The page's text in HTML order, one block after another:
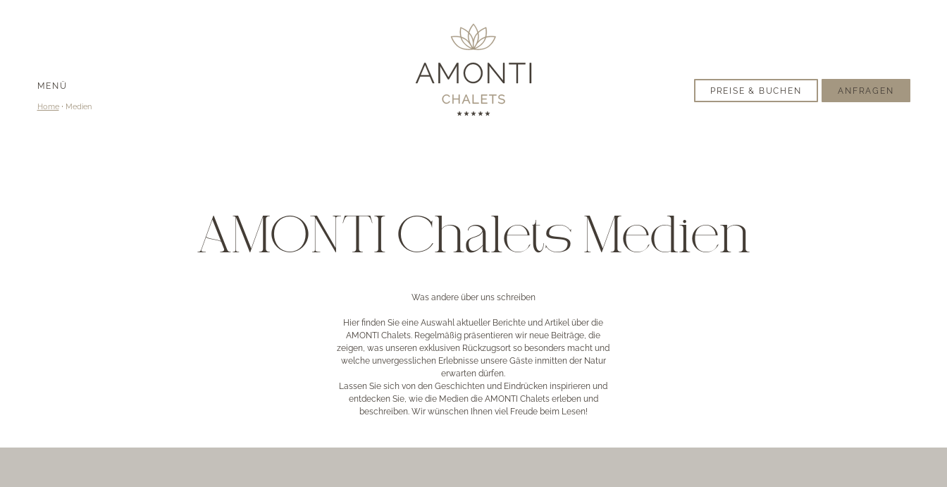
MENÜ PREISE & BUCHEN ANFRAGEN
Home Medien
AMONTI Chalets Medien
Was andere über uns schreiben
Hier finden Sie eine Auswahl aktueller Berichte und Artikel über die
AMONTI Chalets. Regelmäßig präsentieren wir neue Beiträge, die
zeigen, was unseren exklusiven Rückzugsort so besonders macht und
welche unvergesslichen Erlebnisse unsere Gäste inmitten der Natur
erwarten dürfen.
Lassen Sie sich von den Geschichten und Eindrücken inspirieren und
entdecken Sie, wie die Medien die AMONTI Chalets erleben und
beschreiben. Wir wünschen Ihnen viel Freude beim Lesen!